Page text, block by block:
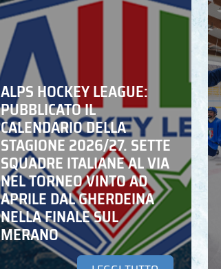
ALPS HOCKEY LEAGUE:
PUBBLICATO IL
CALENDARIO DELLA
STAGIONE 2026/27. SETTE
SQUADRE ITALIANE AL VIA
NEL TORNEO VINTO AD
APRILE DAL GHERDEINA
NELLA FINALE SUL
MERANO